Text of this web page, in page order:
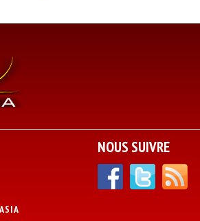
NOUS SUIVRE